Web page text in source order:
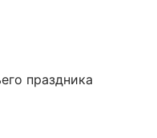
праздника